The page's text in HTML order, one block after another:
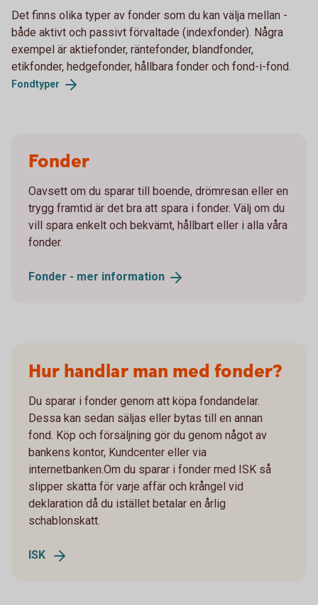
Det finns olika typer av fonder som du kan välja mellan -
både aktivt och passivt förvaltade (indexfonder). Några
exempel är aktiefonder, räntefonder, blandfonder,
etikfonder, hedgefonder, hållbara fonder och fond-i-fond.
Fondtyper
Fonder
Oavsett om du sparar till boende, drömresan eller en
trygg framtid är det bra att spara i fonder. Välj om du
vill spara enkelt och bekvämt, hållbart eller i alla våra
fonder.
Fonder - mer information
Hur handlar man med fonder?
Du sparar i fonder genom att köpa fondandelar.
Dessa kan sedan säljas eller bytas till en annan
fond. Köp och försäljning gör du genom något av
bankens kontor, Kundcenter eller via
internetbanken.Om du sparar i fonder med ISK så
slipper skatta för varje affär och krångel vid
deklaration då du istället betalar en årlig
schablonskatt.
ISK